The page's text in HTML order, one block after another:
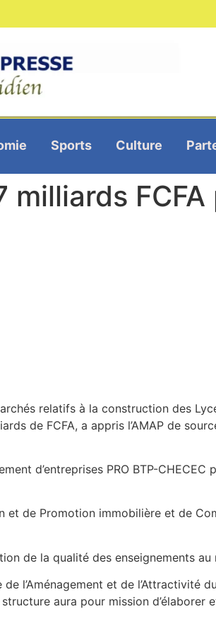
Sports Culture
milliards
relatifs à la construction des
de FCFA, a appris l’AMAP de
d’entreprises PRO BTP-CHECEC
de Promotion immobilière et de
de la qualité des enseignements au
l’Aménagement et de l’Attractivité
aura pour mission